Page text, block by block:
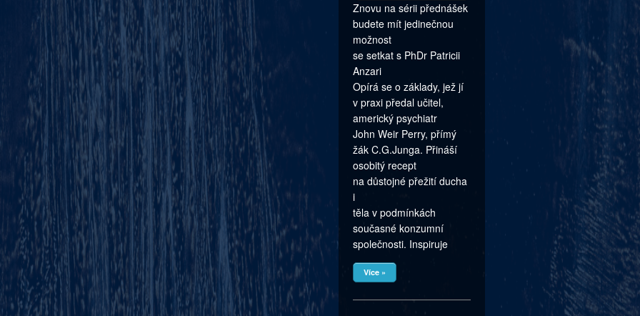
Znovu na sérii přednášek
budete mít jedinečnou
možnost
se setkat s PhDr Patricii
Anzari
Opírá se o základy, jež jí
v praxi předal učitel,
americký psychiatr
John Weir Perry, přímý
žák C.G.Junga. Přináší
osobitý recept
na důstojné přežití ducha
i
těla v podmínkách
současné konzumní
společnosti. Inspiruje
Více »